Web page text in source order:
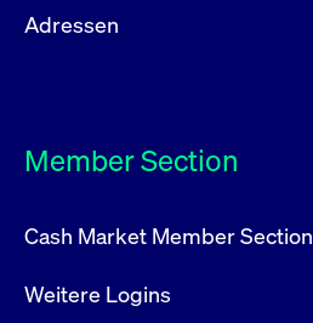
Adressen
Member Section
Cash Market Member Section
Weitere Logins